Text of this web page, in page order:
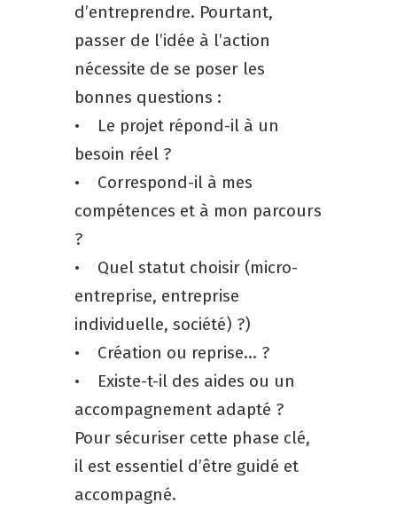
d’entreprendre. Pourtant,
passer de l’idée à l’action
nécessite de se poser les
bonnes questions :
• Le projet répond-il à un
besoin réel ?
• Correspond-il à mes
compétences et à mon parcours
?
• Quel statut choisir (micro-
entreprise, entreprise
individuelle, société) ?)
• Création ou reprise… ?
• Existe-t-il des aides ou un
accompagnement adapté ?
Pour sécuriser cette phase clé,
il est essentiel d’être guidé et
accompagné.